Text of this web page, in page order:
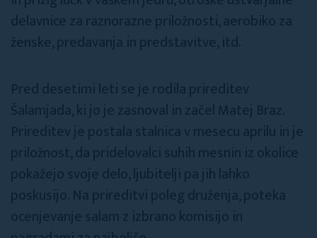
delavnice za raznorazne priložnosti, aerobiko za
ženske, predavanja in predstavitve, itd.
Pred desetimi leti se je rodila prireditev
Šalamjada, ki jo je zasnoval in začel Matej Braz.
Prireditev je postala stalnica v mesecu aprilu in je
priložnost, da pridelovalci suhih mesnin iz okolice
pokažejo svoje delo, ljubitelji pa jih lahko
poskusijo. Na prireditvi poleg druženja, poteka
ocenjevanje salam z izbrano komisijo in